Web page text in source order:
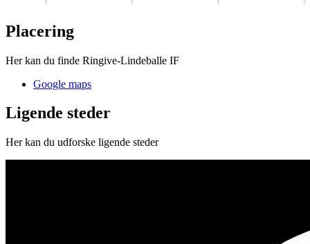
Placering
Her kan du finde Ringive-Lindeballe IF
Google maps
Ligende steder
Her kan du udforske ligende steder